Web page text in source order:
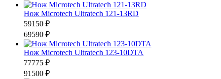
Нож Microtech Ultratech 121-13RD
59150 ₽
69590 ₽
Нож Microtech Ultratech 123-10DTA
77775 ₽
91500 ₽